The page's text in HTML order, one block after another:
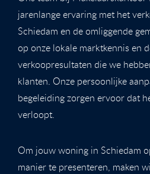
jarenlange ervaring met het
Schiedam en de omliggende
op onze lokale marktkennis en
verkoopresultaten die we
klanten. Onze persoonlijke
begeleiding zorgen ervoor dat
verloopt.
Om jouw woning in Schiedam
manier te presenteren, maken